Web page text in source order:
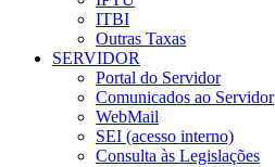
ITBI
Outras Taxas
SERVIDOR
Portal do Servidor
Comunicados ao Servidor
WebMail
SEI (acesso interno)
Consulta às Legislações